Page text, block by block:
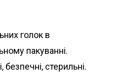
голок в
пакуванні.
безпечні, стерильні.